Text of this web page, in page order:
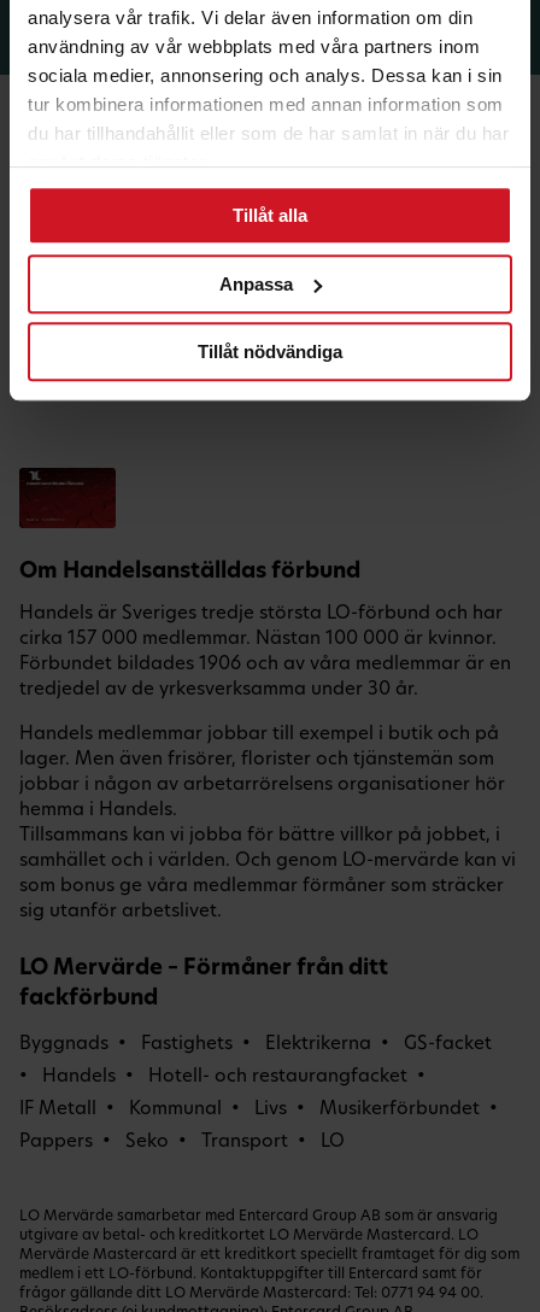
analysera vår trafik. Vi delar även information om din
användning av vår webbplats med våra partners inom
sociala medier, annonsering och analys. Dessa kan i sin
tur kombinera informationen med annan information som
du har tillhandahållit eller som de har samlat in när du har
använt deras tjänster.
Tillåt alla
Anpassa
Tillåt nödvändiga
Ekonomi & Försäkring
Hälsa & Fritid
Nöje
Om Handelsanställdas förbund
Handels är Sveriges tredje största LO-förbund och har
cirka 157 000 medlemmar. Nästan 100 000 är kvinnor.
Förbundet bildades 1906 och av våra medlemmar är en
tredjedel av de yrkesverksamma under 30 år.
Handels medlemmar jobbar till exempel i butik och på
lager. Men även frisörer, florister och tjänstemän som
jobbar i någon av arbetarrörelsens organisationer hör
hemma i Handels.
Tillsammans kan vi jobba för bättre villkor på jobbet, i
samhället och i världen. Och genom LO-mervärde kan vi
som bonus ge våra medlemmar förmåner som sträcker
sig utanför arbetslivet.
LO Mervärde – Förmåner från ditt
fackförbund
Byggnads Fastighets Elektrikerna
GS-facket
Handels
Hotell- och restaurangfacket
IF Metall
Kommunal Livs
Musikerförbundet
Pappers
Seko Transport LO
LO Mervärde samarbetar med Entercard Group AB som är ansvarig
utgivare av betal- och kreditkortet LO Mervärde Mastercard. LO
Mervärde Mastercard är ett kreditkort speciellt framtaget för dig som
medlem i ett LO-förbund. Kontaktuppgifter till Entercard samt för
frågor gällande ditt LO Mervärde Mastercard: Tel: 0771 94 94 00.